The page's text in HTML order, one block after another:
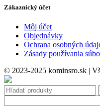
Zákaznický účet
Môj účet
Objednávky
Ochrana osobných
Zásady používania
© 2023-2025 kominsro.sk |